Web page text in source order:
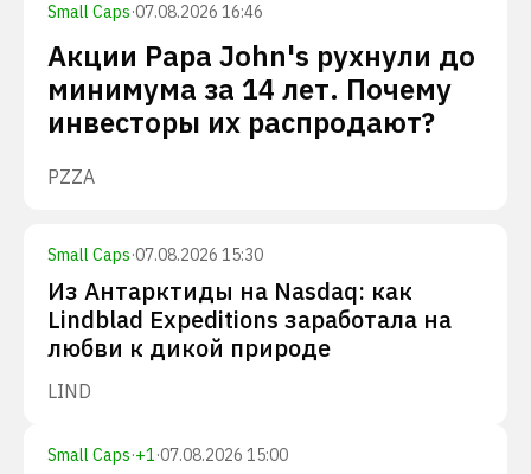
Small Caps·07.08.2026 16:46
Акции Papa John's рухнули до
минимума за 14 лет. Почему
инвесторы их распродают?
PZZA
Small Caps·07.08.2026 15:30
Из Антарктиды на Nasdaq: как
Lindblad Expeditions заработала на
любви к дикой природе
LIND
Small Caps·+1·07.08.2026 15:00